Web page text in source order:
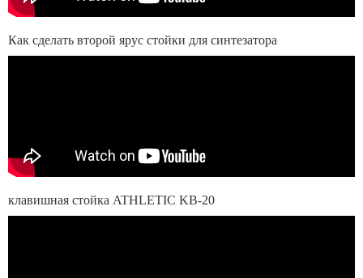
Как сделать второй ярус стойки для синтезатора
клавишная стойка ATHLETIC KB-20